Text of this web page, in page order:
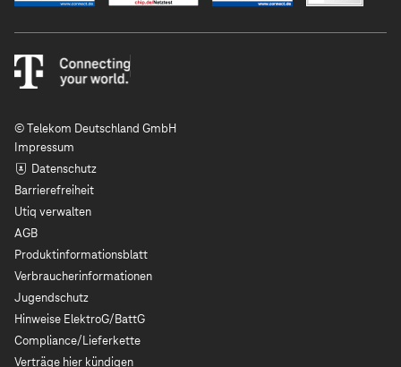
© Telekom Deutschland GmbH
Impressum
Datenschutz
Barrierefreiheit
Utiq verwalten
AGB
Produktinformationsblatt
Verbraucherinformationen
Jugendschutz
Hinweise ElektroG/BattG
Compliance/Lieferkette
Verträge hier kündigen